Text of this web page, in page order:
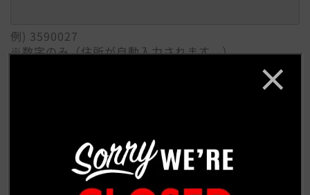
例) 3590027
※数字のみ（住所が自動入力されます。）
例) 埼玉県所沢市